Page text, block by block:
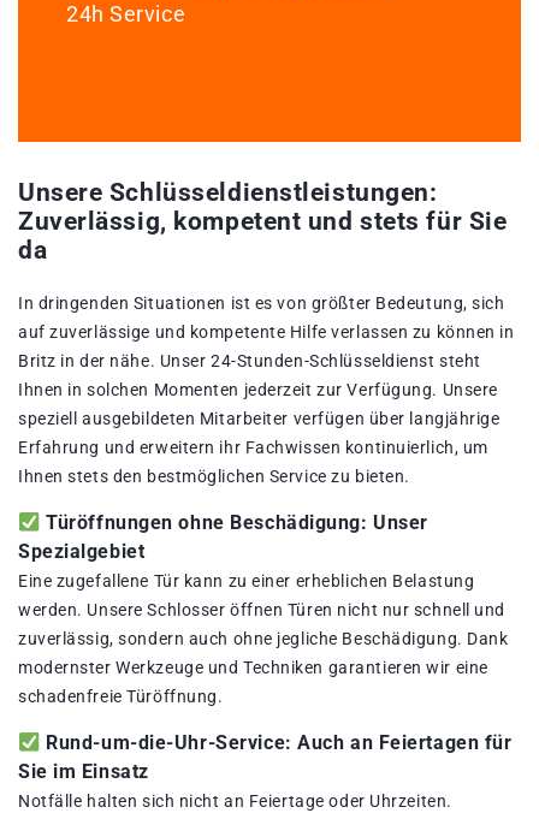
24h Service
Unsere Schlüsseldienstleistungen:
Zuverlässig, kompetent und stets für Sie
da
In dringenden Situationen ist es von größter Bedeutung, sich
auf zuverlässige und kompetente Hilfe verlassen zu können in
Britz in der nähe. Unser 24-Stunden-Schlüsseldienst steht
Ihnen in solchen Momenten jederzeit zur Verfügung. Unsere
speziell ausgebildeten Mitarbeiter verfügen über langjährige
Erfahrung und erweitern ihr Fachwissen kontinuierlich, um
Ihnen stets den bestmöglichen Service zu bieten.
Türöffnungen ohne Beschädigung: Unser
Spezialgebiet
Eine zugefallene Tür kann zu einer erheblichen Belastung
werden. Unsere Schlosser öffnen Türen nicht nur schnell und
zuverlässig, sondern auch ohne jegliche Beschädigung. Dank
modernster Werkzeuge und Techniken garantieren wir eine
schadenfreie Türöffnung.
Rund-um-die-Uhr-Service: Auch an Feiertagen für
Sie im Einsatz
Notfälle halten sich nicht an Feiertage oder Uhrzeiten.